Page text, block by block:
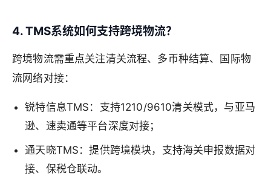
4. TMS系统如何支持跨境物流？
跨境物流需重点关注清关流程、多币种结算、国际物
流网络对接：
锐特信息TMS：支持1210/9610清关模式，与亚马
逊、速卖通等平台深度对接；
通天晓TMS：提供跨境模块，支持海关申报数据对
接、保税仓联动。